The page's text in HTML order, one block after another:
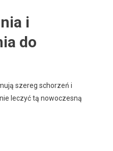
i
do
szereg schorzeń i
leczyć tą nowoczesną